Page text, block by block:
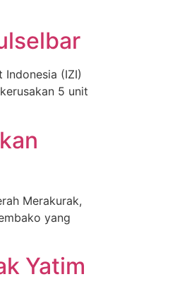
Indonesia (IZI)
5 unit
Merakurak,
yang
Yatim